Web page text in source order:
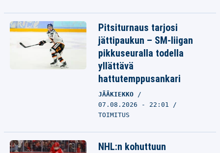
Pitsiturnaus tarjosi
jättipaukun – SM-liigan
pikkuseuralla todella
yllättävä
hattutemppusankari
JÄÄKIEKKO
07.08.2026 - 22:01
TOIMITUS
NHL:n kohuttuun